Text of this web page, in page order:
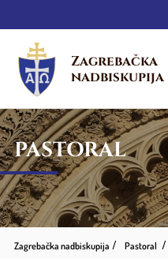
Zagrebačka
nadbiskupija
PASTORAL
Zagrebačka nadbiskupija Pastoral